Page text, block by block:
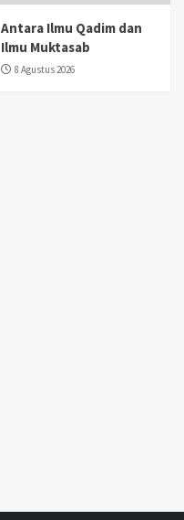
Antara Ilmu Qadim dan
Ilmu Muktasab
8 Agustus 2026